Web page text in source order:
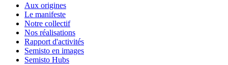
Aux origines
Le manifeste
Notre collectif
Nos réalisations
Rapport d'activités
Semisto en images
Semisto Hubs